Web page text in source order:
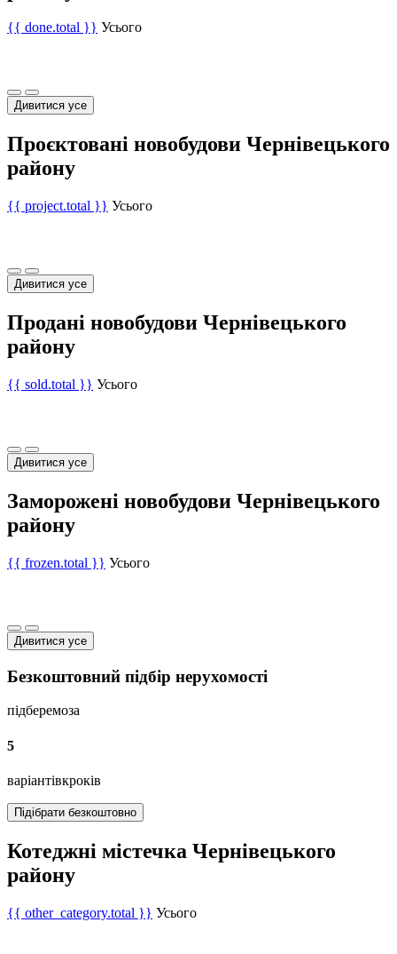
{{ done.total }} Усього
Дивитися усе
Проєктовані новобудови Чернівецького
району
{{ project.total }} Усього
Дивитися усе
Продані новобудови Чернівецького
району
{{ sold.total }} Усього
Дивитися усе
Заморожені новобудови Чернівецького
району
{{ frozen.total }} Усього
Дивитися усе
Безкоштовний підбір нерухомості
підберемоза
5
варіантівкроків
Підібрати безкоштовно
Котеджні містечка Чернівецького
району
{{ other_category.total }} Усього